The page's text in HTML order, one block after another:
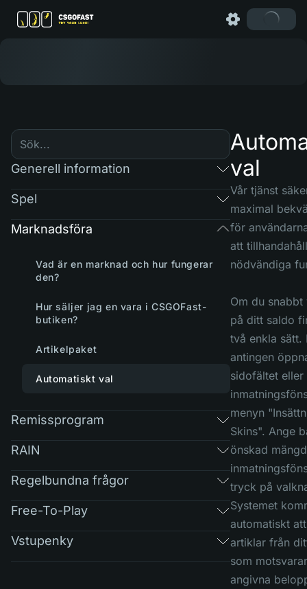
Generell information
Spel
Marknadsföra
Vad är en marknad och hur fungerar
den?
Hur säljer jag en vara i CSGOFast-
butiken?
Artikelpaket
Automatiskt val
Remissprogram
RAIN
Regelbundna frågor
Free-To-Play
Vstupenky
val
Vår tjänst
maximal
för
att
nödvändiga
Om du
på ditt saldo
två enkla sätt.
antingen
sidofältet eller
menyn
Skins". Ange
önskad
tryck på
Systemet
automatiskt
artiklar från
som
angivna